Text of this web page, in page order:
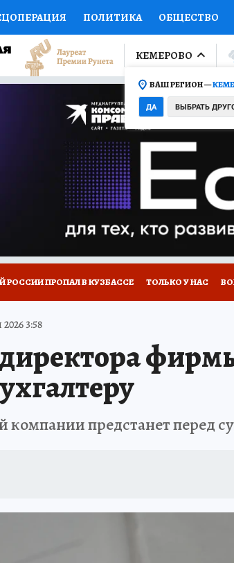
ПОЛИТИКА ОБЩЕСТВО
СПОРТ КОЛУМНИСТЫ
ФИНАНСЫ ОТКРЫВАЕМ МИР
НА СПОРТ ПРОМОКОДЫ
ТЕЛЕВИЗОР КОНКУРСЫ
НОВОЕ НА САЙТЕ
КЕМЕРОВО
ВАШ РЕГИОН —
ДА ВЫБРАТЬ
РОССИИ ПРОПАЛ В КУЗБАССЕ ТОЛЬКО У НАС
ПРОИСШЕСТВИЯ
3:58
компании предстанет перед